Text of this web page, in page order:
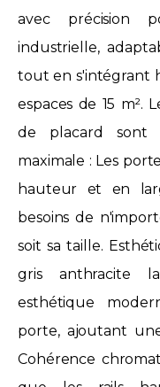
avec précision
industrielle,
tout en s'intégrant
espaces de 15 m².
de placard sont
maximale : Les
hauteur et en
besoins de
soit sa taille.
gris anthracite
esthétique
porte, ajoutant
Cohérence